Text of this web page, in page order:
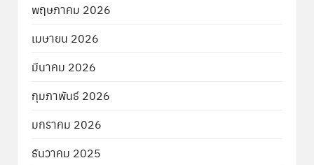
พฤษภาคม 2026
เมษายน 2026
มีนาคม 2026
กุมภาพันธ์ 2026
มกราคม 2026
ธันวาคม 2025